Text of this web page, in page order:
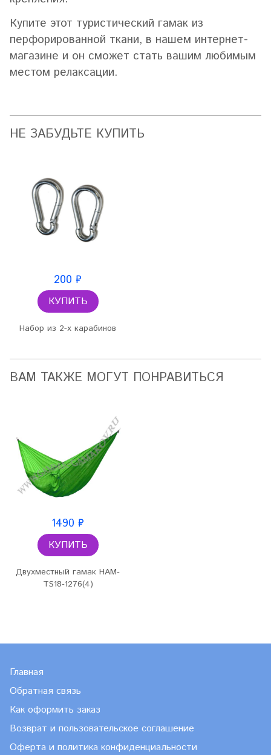
Купите этот туристический гамак из
перфорированной ткани, в нашем интернет-
магазине и он сможет стать вашим любимым
местом релаксации.
НЕ ЗАБУДЬТЕ КУПИТЬ
200 ₽
КУПИТЬ
Набор из 2-х карабинов
ВАМ ТАКЖЕ МОГУТ ПОНРАВИТЬСЯ
1490 ₽
КУПИТЬ
Двухместный гамак HAM-
TS18-1276(4)
Главная
Обратная связь
Как оформить заказ
Возврат и пользовательское соглашение
Оферта и политика конфиденциальности